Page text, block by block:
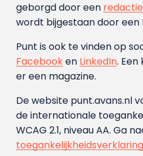
geborgd door een
wordt bijgestaan door een
Punt is ook te vinden op
Facebooken LinkedIn.
er een magazine.
De website punt.avans.nl
de internationale
WCAG 2.1, niveau AA. Ga
toegankelijkheidsverklaring